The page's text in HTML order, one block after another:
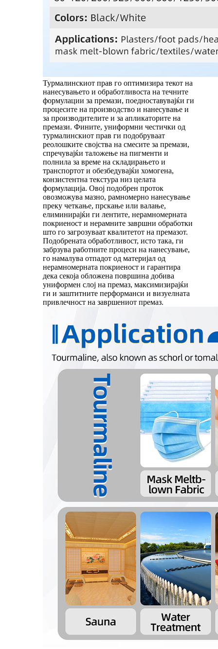
Турмалинскиот прав го оптимизира текот на
нанесувањето и обработливоста на течните
формулации за премази, поедноставувајќи ги
процесите на производство и нанесување и
за производителите и за апликаторите на
премази. Фините, униформни честички од
турмалинскиот прав ги подобруваат
реолошките својства на смесите за премази,
спречувајќи таложење на пигменти и
полнила за време на складирањето и
транспортот и обезбедувајќи хомогена,
конзистентна текстура низ целата
формулација. Овој подобрен проток
овозможува мазно, рамномерно нанесување
преку четкање, прскање или валање,
елиминирајќи ги лентите, нерамномерната
покриеност и нерамните завршни обработки
што го загрозуваат квалитетот на премазот.
Подобрената обработливост, исто така, ги
забрзува работните процеси на нанесување,
го намалува отпадот од материјал од
нерамномерната покриеност и гарантира
дека секоја обложена површина добива
униформен слој на премаз, максимизирајќи
ги и заштитните перформанси и визуелната
привлечност на завршениот премаз.